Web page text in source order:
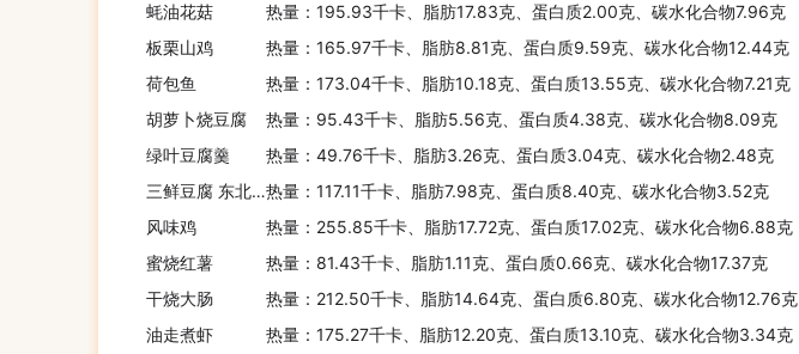
蚝油花菇
热量：195.93千卡、脂肪17.83克、蛋白质2.00克、碳水化合物7.96克
板栗山鸡
热量：165.97千卡、脂肪8.81克、蛋白质9.59克、碳水化合物12.44克
荷包鱼
热量：173.04千卡、脂肪10.18克、蛋白质13.55克、碳水化合物7.21克
胡萝卜烧豆腐
热量：95.43千卡、脂肪5.56克、蛋白质4.38克、碳水化合物8.09克
绿叶豆腐羹
热量：49.76千卡、脂肪3.26克、蛋白质3.04克、碳水化合物2.48克
三鲜豆腐 东北风味热量：117.11千卡、脂肪7.98克、蛋白质8.40克、碳水化合物3.52克
风味鸡
热量：255.85千卡、脂肪17.72克、蛋白质17.02克、碳水化合物6.88克
蜜烧红薯
热量：81.43千卡、脂肪1.11克、蛋白质0.66克、碳水化合物17.37克
干烧大肠
热量：212.50千卡、脂肪14.64克、蛋白质6.80克、碳水化合物12.76克
油走煮虾
热量：175.27千卡、脂肪12.20克、蛋白质13.10克、碳水化合物3.34克